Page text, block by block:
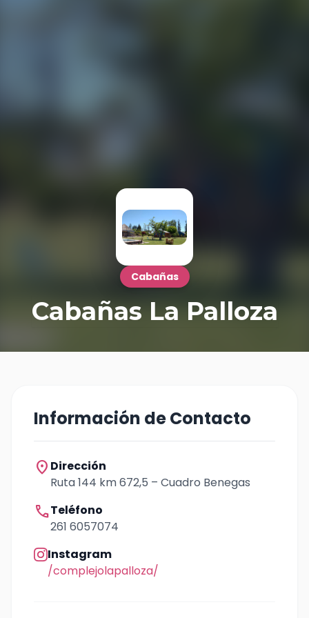
Cabañas
Cabañas La Palloza
Información de Contacto
location_on Dirección
Ruta 144 km 672,5 – Cuadro Benegas
callTeléfono
261 6057074
Instagram
/complejolapalloza/